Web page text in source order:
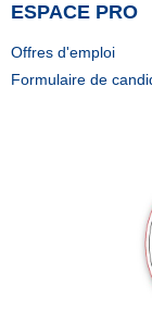
ESPACE PRO
Offres d'emploi
Formulaire de